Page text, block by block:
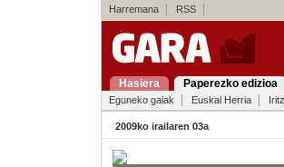
Harremana RSS
Hasiera Paperezko edizioa
Eguneko gaiak Euskal Herria
2009ko irailaren 03a